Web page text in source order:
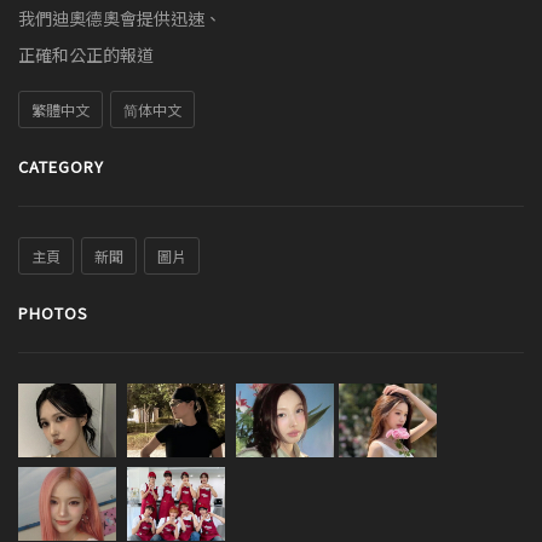
我們迪奧德奧會提供迅速、
正確和公正的報道
繁體中文 简体中文
CATEGORY
主頁 新聞 圖片
PHOTOS